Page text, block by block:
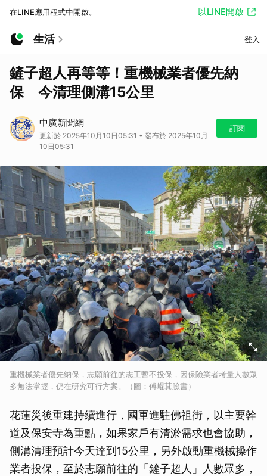
在LINE應用程式中開啟。 以LINE開啟
生活 登入
鏟子超人再等等！重機械業者優先納
保 今清理側溝15公里
中廣新聞網
更新於 2025年10月10日05:31 • 發布於 2025年10月
10日05:31
訂閱
重機械業者優先納保，志願前往的志工暫不投保，因保險業者考量人數眾
多無法掌握，仍在研究可行方案。（圖：傅崐萁臉書）
花蓮災後重建持續進行，國軍進駐佛祖街，以主要幹
道及保安寺為重點，如果家戶有清淤需求也會協助，
側溝清理預計今天達到15公里，另外啟動重機械操作
業者投保，至於志願前往的「鏟子超人」人數眾多，